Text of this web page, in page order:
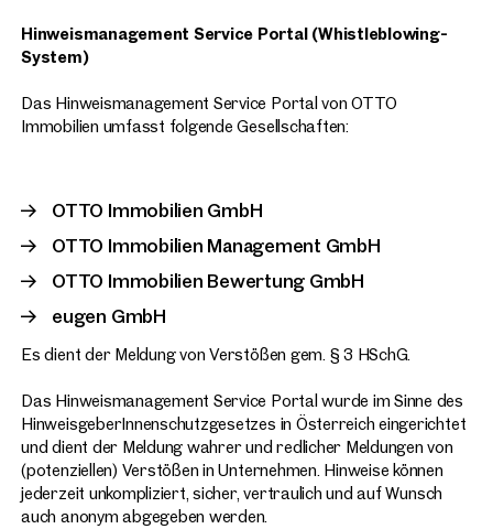
Hinweismanagement Service Portal (Whistleblowing-
System)
Das Hinweismanagement Service Portal von OTTO
Immobilien umfasst folgende Gesellschaften:
OTTO Immobilien GmbH
OTTO Immobilien Management GmbH
OTTO Immobilien Bewertung GmbH
eugen GmbH
Es dient der Meldung von Verstößen gem. § 3 HSchG.
Das Hinweismanagement Service Portal wurde im Sinne des
HinweisgeberInnenschutzgesetzes in Österreich eingerichtet
und dient der Meldung wahrer und redlicher Meldungen von
(potenziellen) Verstößen in Unternehmen. Hinweise können
jederzeit unkompliziert, sicher, vertraulich und auf Wunsch
auch anonym abgegeben werden.